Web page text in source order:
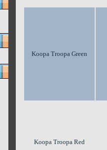
Koopa Troopa Green
Koopa Troopa Red